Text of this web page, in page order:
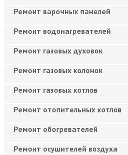
Ремонт варочных панелей
Ремонт водонагревателей
Ремонт газовых духовок
Ремонт газовых колонок
Ремонт газовых котлов
Ремонт отопительных котлов
Ремонт обогревателей
Ремонт осушителей воздуха